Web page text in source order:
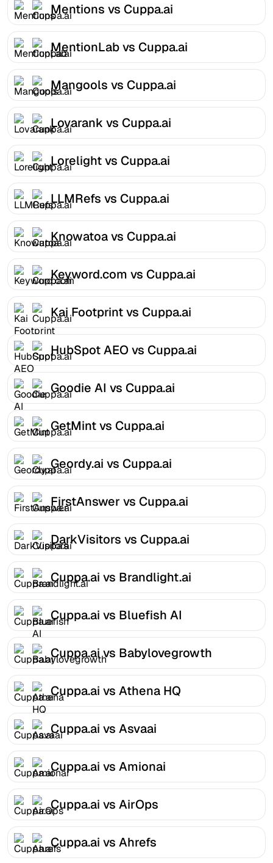
Mentions vs Cuppa.ai
MentionLab vs Cuppa.ai
Mangools vs Cuppa.ai
Lovarank vs Cuppa.ai
Lorelight vs Cuppa.ai
LLMRefs vs Cuppa.ai
Knowatoa vs Cuppa.ai
Keyword.com vs Cuppa.ai
Kai Footprint vs Cuppa.ai
HubSpot AEO vs Cuppa.ai
Goodie AI vs Cuppa.ai
GetMint vs Cuppa.ai
Geordy.ai vs Cuppa.ai
FirstAnswer vs Cuppa.ai
DarkVisitors vs Cuppa.ai
Cuppa.ai vs Brandlight.ai
Cuppa.ai vs Bluefish AI
Cuppa.ai vs Babylovegrowth
Cuppa.ai vs Athena HQ
Cuppa.ai vs Asvaai
Cuppa.ai vs Amionai
Cuppa.ai vs AirOps
Cuppa.ai vs Ahrefs